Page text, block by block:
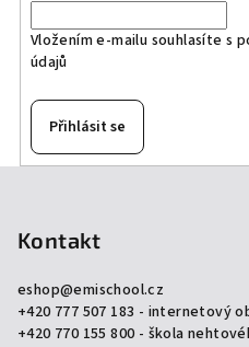
Vložením e-mailu souhlasíte s
údajů
Přihlásit se
Kontakt
eshop@emischool.cz
+420 777 507 183 - internetový
+420 770 155 800 - škola